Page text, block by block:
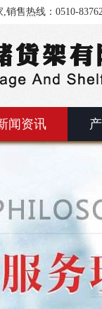
售热线：0510-
闻资讯